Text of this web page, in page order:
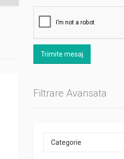
Trimite mesaj
Filtrare Avansata
Categorie